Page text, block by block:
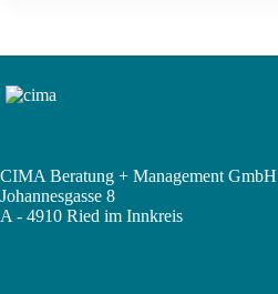
CIMA Beratung + Management GmbH
Johannesgasse 8
A - 4910 Ried im Innkreis